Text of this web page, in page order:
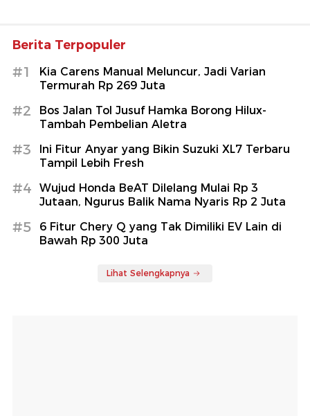
Berita Terpopuler
#1
Kia Carens Manual Meluncur, Jadi Varian
Termurah Rp 269 Juta
#2
Bos Jalan Tol Jusuf Hamka Borong Hilux-
Tambah Pembelian Aletra
#3
Ini Fitur Anyar yang Bikin Suzuki XL7 Terbaru
Tampil Lebih Fresh
#4
Wujud Honda BeAT Dilelang Mulai Rp 3
Jutaan, Ngurus Balik Nama Nyaris Rp 2 Juta
#5
6 Fitur Chery Q yang Tak Dimiliki EV Lain di
Bawah Rp 300 Juta
Lihat Selengkapnya